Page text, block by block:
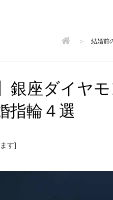
> 結婚前
銀座ダイヤ
指輪４選
す]